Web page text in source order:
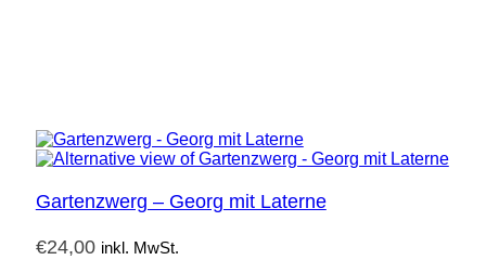
Gartenzwerg – Georg mit Laterne
€24,00 inkl. MwSt.